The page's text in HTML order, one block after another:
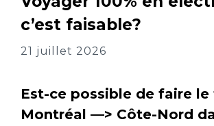
c’est faisable?
21 juillet 2026
Est-ce possible de faire
Montréal —> Côte-Nord